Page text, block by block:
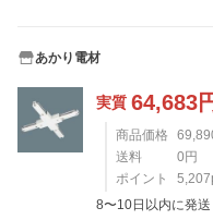
あかり電材
実質 64,683
商品価格
送料
0円
ポイント
5,207
8〜10日以内に発送